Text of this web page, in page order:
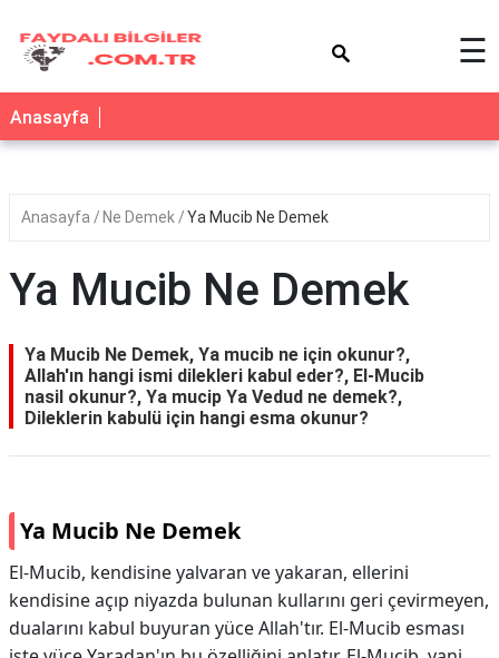
☰
Anasayfa
Anasayfa Ne Demek Ya Mucib Ne Demek
Ya Mucib Ne Demek
Ya Mucib Ne Demek, Ya mucib ne için okunur?,
Allah'ın hangi ismi dilekleri kabul eder?, El-Mucib
nasil okunur?, Ya mucip Ya Vedud ne demek?,
Dileklerin kabulü için hangi esma okunur?
Ya Mucib Ne Demek
El-Mucib, kendisine yalvaran ve yakaran, ellerini
kendisine açıp niyazda bulunan kullarını geri çevirmeyen,
dualarını kabul buyuran yüce Allah'tır. El-Mucib esması